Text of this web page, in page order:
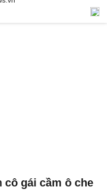
cô gái cầm ô che